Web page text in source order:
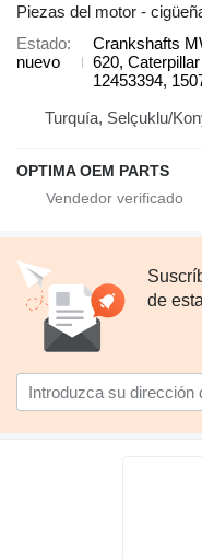
Piezas del motor -
Estado
nuevo
Crankshafts
620,
12453394,
Turquía, Selçuklu/
OPTIMA OEM PARTS
de